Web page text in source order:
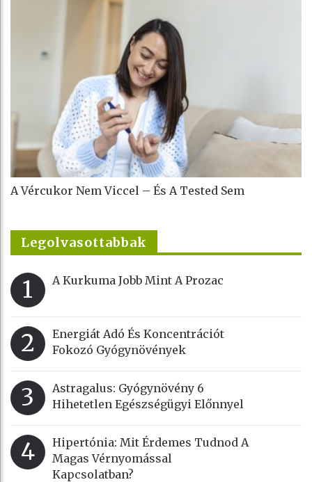
A Vércukor Nem Viccel – És A Tested Sem
Legolvasottabbak
1 A Kurkuma Jobb Mint A Prozac
2
Energiát Adó És Koncentrációt
Fokozó Gyógynövények
3
Astragalus: Gyógynövény 6
Hihetetlen Egészségügyi Előnnyel
4
Hipertónia: Mit Érdemes Tudnod A
Magas Vérnyomással
Kapcsolatban?